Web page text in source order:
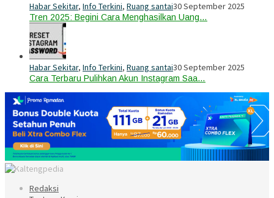
Habar Sekitar, Info Terkini, Ruang santai30 September 2025
Tren 2025: Begini Cara Menghasilkan Uang…
Habar Sekitar, Info Terkini, Ruang santai30 September 2025
Cara Terbaru Pulihkan Akun Instagram Saa…
Redaksi